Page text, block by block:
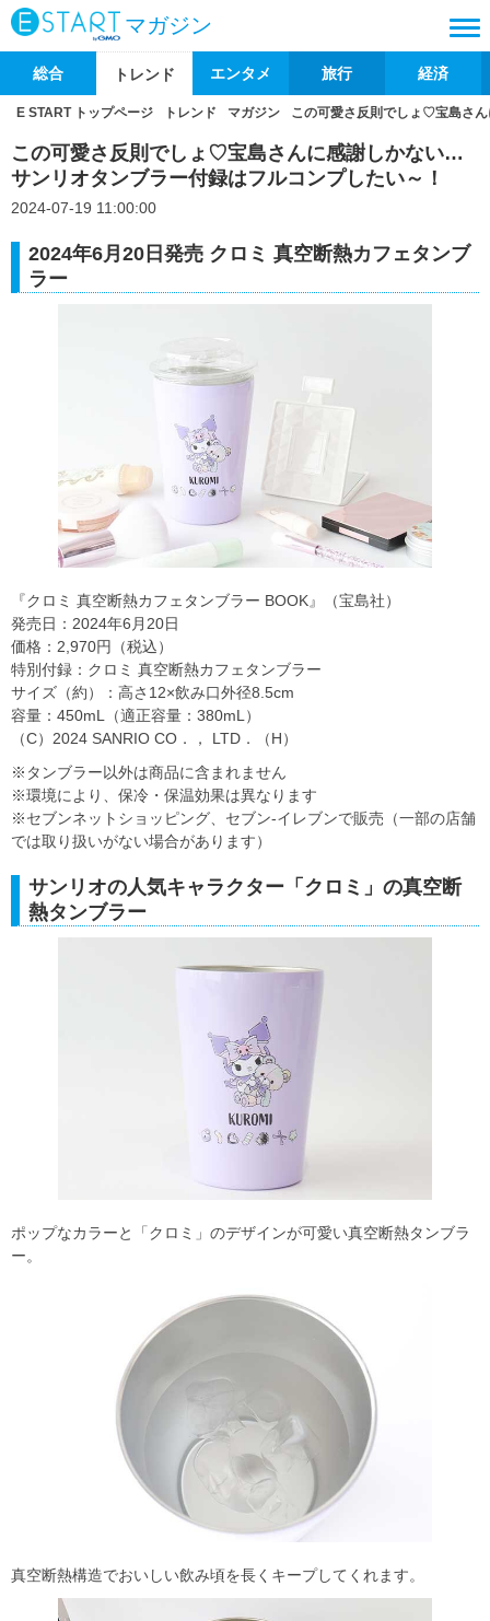
マガジン
総合 トレンド エンタメ 旅行 経済
E START トップページ トレンド マガジン この可愛さ反則でしょ♡宝島さ
この可愛さ反則でしょ♡宝島さんに感謝しかない…
サンリオタンブラー付録はフルコンプしたい～！
2024-07-19 11:00:00
2024年6月20日発売 クロミ 真空断熱カフェタンブ
ラー
『クロミ 真空断熱カフェタンブラー BOOK』（宝島社）
発売日：2024年6月20日
価格：2,970円（税込）
特別付録：クロミ 真空断熱カフェタンブラー
サイズ（約）：高さ12×飲み口外径8.5cm
容量：450mL（適正容量：380mL）
（C）2024 SANRIO CO．， LTD．（H）
※タンブラー以外は商品に含まれません
※環境により、保冷・保温効果は異なります
※セブンネットショッピング、セブン‐イレブンで販売（一部の店舗
では取り扱いがない場合があります）
サンリオの人気キャラクター「クロミ」の真空断
熱タンブラー
ポップなカラーと「クロミ」のデザインが可愛い真空断熱タンブラ
ー。
真空断熱構造でおいしい飲み頃を長くキープしてくれます。